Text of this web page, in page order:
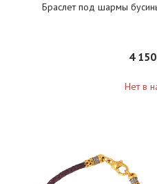
Браслет под шармы
4
Нет в